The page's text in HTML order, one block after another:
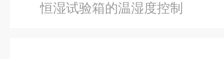
恒湿试验箱的温湿度控制